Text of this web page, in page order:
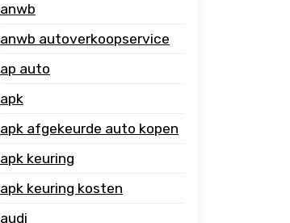
anwb
anwb autoverkoopservice
ap auto
apk
apk afgekeurde auto kopen
apk keuring
apk keuring kosten
audi